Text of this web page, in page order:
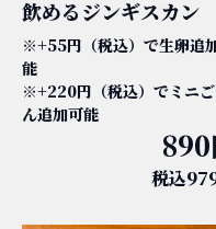
飲めるジンギスカン
※+55円（税込）で生卵追
能
※+220円（税込）でミニ
ん追加可能
890
税込